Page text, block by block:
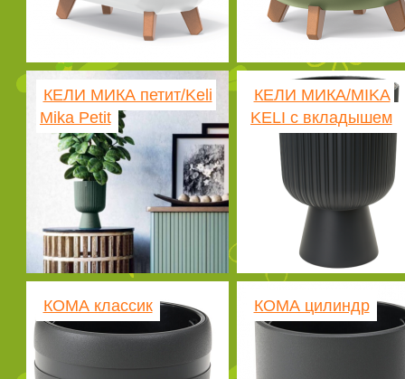
КЕЛИ МИКА петит/Keli
Mika Petit
КЕЛИ МИКА/MIKA
KELI с вкладышем
КОМА классик КОМА цилиндр